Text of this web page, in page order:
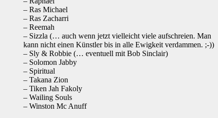
– Ras Michael
– Ras Zacharri
– Reemah
– Sizzla (… auch wenn jetzt vielleicht viele aufschreien. Man
kann nicht einen Künstler bis in alle Ewigkeit verdammen. ;-))
– Sly & Robbie (… eventuell mit Bob Sinclair)
– Solomon Jabby
– Spiritual
– Takana Zion
– Tiken Jah Fakoly
– Wailing Souls
– Winston Mc Anuff